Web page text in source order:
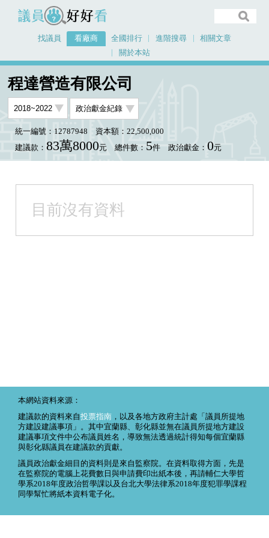
議員好好看
找議員 看廠商 全國排行 進階搜尋
相關文章
關於本站
程達營造有限公司
統一編號：12787948
資本額：22,500,000
建議款： 83萬8000元 總件數： 5件 政治獻金： 0元
目前沒有資料
本網站資料來源：
建議款的資料來自投票指南 ，以及各地方政府主計處「議員所提地
方建設建議事項」。其中宜蘭縣、彰化縣並無在議員所提地方建設
建議事項文件中公布議員姓名，導致無法透過統計得知每個宜蘭縣
與彰化縣議員在建議款的貢獻。
議員政治獻金細目的資料則是來自監察院。在資料取得方面，先是
在監察院的電腦上花費數日與申請費印出紙本後，再請輔仁大學哲
學系2018年度政治哲學課以及台北大學法律系2018年度犯罪學課程
同學幫忙將紙本資料電子化。